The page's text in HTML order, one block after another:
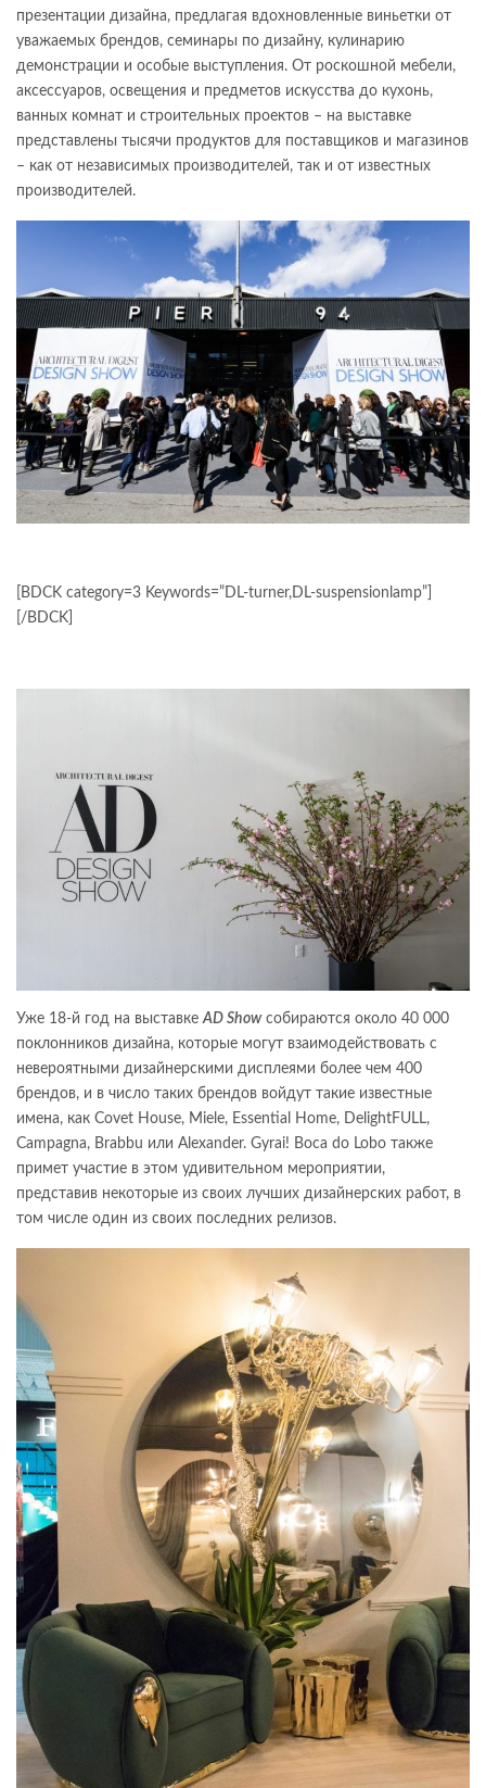
презентации дизайна, предлагая вдохновленные виньетки от
уважаемых брендов, семинары по дизайну, кулинарию
демонстрации и особые выступления. От роскошной мебели,
аксессуаров, освещения и предметов искусства до кухонь,
ванных комнат и строительных проектов – на выставке
представлены тысячи продуктов для поставщиков и магазинов
– как от независимых производителей, так и от известных
производителей.
[BDCK category=3 Keywords=”DL-turner,DL-suspensionlamp”]
[/BDCK]
Уже 18-й год на выставкеAD Showсобираются около 40 000
поклонников дизайна, которые могут взаимодействовать с
невероятными дизайнерскими дисплеями более чем 400
брендов, и в число таких брендов войдут такие известные
имена, как Covet House, Miele, Essential Home, DelightFULL,
Campagna, Brabbu или Alexander. Gyrai! Boca do Lobo также
примет участие в этом удивительном мероприятии,
представив некоторые из своих лучших дизайнерских работ, в
том числе один из своих последних релизов.